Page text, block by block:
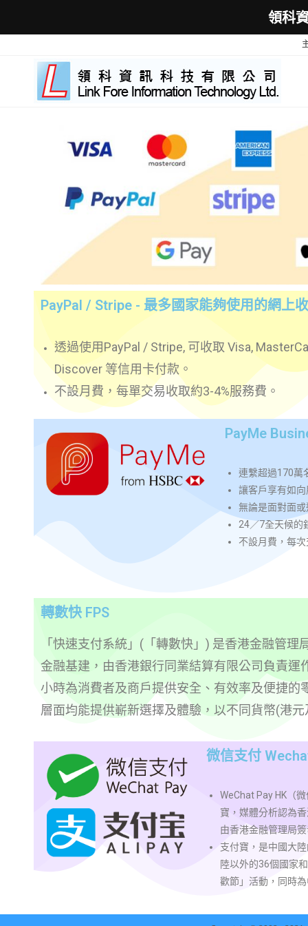
PayPal / Stripe - 最多國家能夠使用的網上
透過使用PayPal / Stripe, 可收取 Visa,
Discover 等信用卡付款。
不設月費，每單交易收取約3-4%服務費 。
PayMe
連繫超過170萬
讓客戶享有如
無論是面對面
24／7全天候的
不設月費，每
轉數快 FPS
「快速支付系統」(「轉數快」) 是香港金融管
金融基建，由香港銀行同業結算有限公司負責運
小時為消費者及商戶提供安全、有效率及便捷的
層面均能提供嶄新選擇及體驗，以不同貨幣(港
微信支付
WeChat Pay HK（
寶，媒體分析認為
由香港金融管理局
支付寶，是中國大
陸以外的36個國家
歡節」活動，同時
領科